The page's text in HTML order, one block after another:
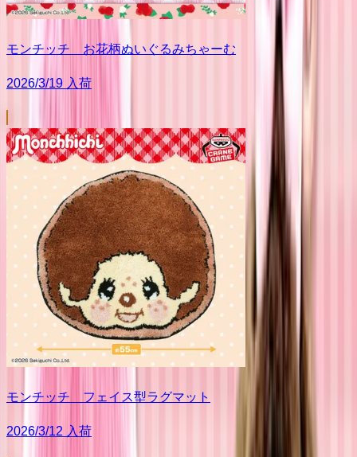
モンチッチ お花柄ぬいぐるみちゃーむ
2026/3/19 入荷
モンチッチ フェイス型ラグマット
2026/3/12 入荷